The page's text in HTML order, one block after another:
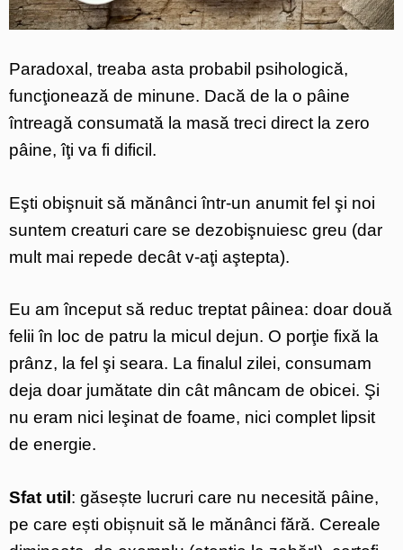
Paradoxal, treaba asta probabil psihologică,
funcţionează de minune. Dacă de la o pâine
întreagă consumată la masă treci direct la zero
pâine, îţi va fi dificil.
Eşti obişnuit să mănânci într-un anumit fel şi noi
suntem creaturi care se dezobişnuiesc greu (dar
mult mai repede decât v-aţi aştepta).
Eu am început să reduc treptat pâinea: doar două
felii în loc de patru la micul dejun. O porţie fixă la
prânz, la fel şi seara. La finalul zilei, consumam
deja doar jumătate din cât mâncam de obicei. Şi
nu eram nici leşinat de foame, nici complet lipsit
de energie.
Sfat util: găsește lucruri care nu necesită pâine,
pe care ești obișnuit să le mănânci fără. Cereale